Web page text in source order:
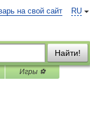
RU
на свой сайт
Найти!
Игры ⚽